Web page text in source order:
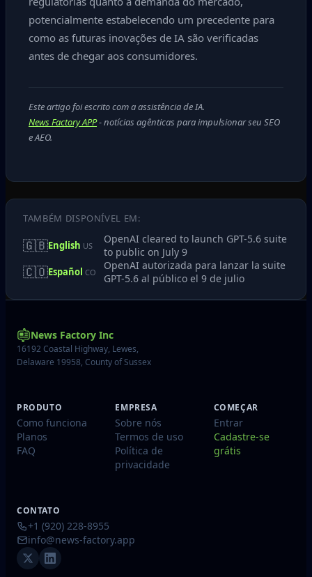
potencialmente estabelecendo um precedente para
como as futuras inovações de IA são verificadas
antes de chegar aos consumidores.
Este artigo foi escrito com a assistência de IA.
News Factory APP- notícias agênticas para impulsionar seu SEO
e AEO.
TAMBÉM DISPONÍVEL EM:
🇬🇧English US
OpenAI cleared to launch GPT-5.6 suite
to public on July 9
🇨🇴Español CO
OpenAI autorizada para lanzar la suite
GPT-5.6 al público el 9 de julio
News Factory Inc
16192 Coastal Highway, Lewes,
Delaware 19958, County of Sussex
PRODUTO
Como funciona
Planos
FAQ
EMPRESA
Sobre nós
Termos de uso
Política de
privacidade
COMEÇAR
Entrar
Cadastre-se
grátis
CONTATO
+1 (920) 228-8955
info@news-factory.app